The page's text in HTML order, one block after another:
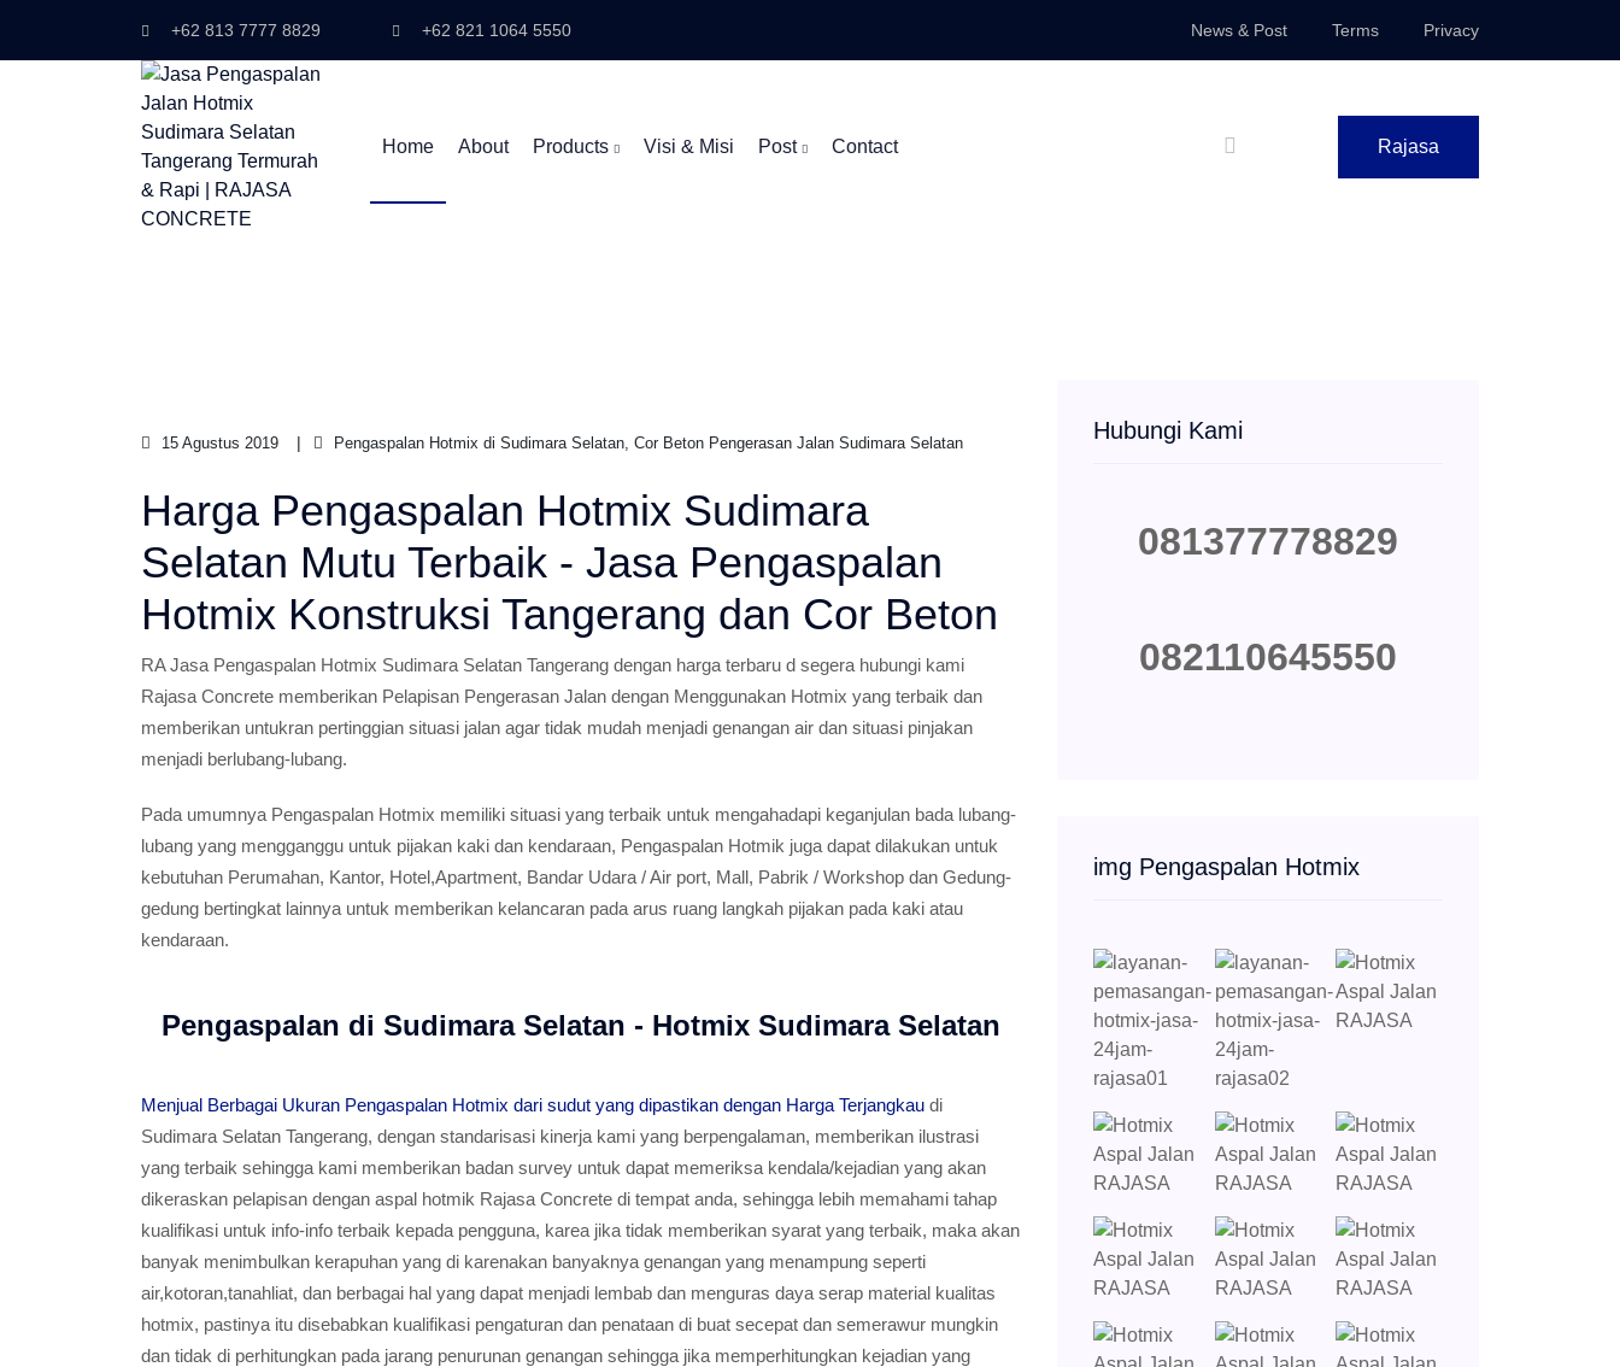
+62 813 7777 8829 +62 821 1064 5550 News & Post Terms Privacy
Home About Products Visi & Misi Post Contact Rajasa
15 Agustus 2019 Pengaspalan Hotmix di Sudimara Selatan, Cor Beton Pengerasan Jalan Sudimara Selatan
Harga Pengaspalan Hotmix Sudimara
Selatan Mutu Terbaik - Jasa Pengaspalan
Hotmix Konstruksi Tangerang dan Cor Beton
RA Jasa Pengaspalan Hotmix Sudimara Selatan Tangerang dengan harga terbaru d segera hubungi kami
Rajasa Concrete memberikan Pelapisan Pengerasan Jalan dengan Menggunakan Hotmix yang terbaik dan
memberikan untukran pertinggian situasi jalan agar tidak mudah menjadi genangan air dan situasi pinjakan
menjadi berlubang-lubang.
Pada umumnya Pengaspalan Hotmix memiliki situasi yang terbaik untuk mengahadapi keganjulan bada lubang-
lubang yang mengganggu untuk pijakan kaki dan kendaraan, Pengaspalan Hotmik juga dapat dilakukan untuk
kebutuhan Perumahan, Kantor, Hotel,Apartment, Bandar Udara / Air port, Mall, Pabrik / Workshop dan Gedung-
gedung bertingkat lainnya untuk memberikan kelancaran pada arus ruang langkah pijakan pada kaki atau
kendaraan.
Pengaspalan di Sudimara Selatan - Hotmix Sudimara Selatan
Menjual Berbagai Ukuran Pengaspalan Hotmix dari sudut yang dipastikan dengan Harga Terjangkau di
Sudimara Selatan Tangerang, dengan standarisasi kinerja kami yang berpengalaman, memberikan ilustrasi
yang terbaik sehingga kami memberikan badan survey untuk dapat memeriksa kendala/kejadian yang akan
dikeraskan pelapisan dengan aspal hotmik Rajasa Concrete di tempat anda, sehingga lebih memahami tahap
kualifikasi untuk info-info terbaik kepada pengguna, karea jika tidak memberikan syarat yang terbaik, maka akan
banyak menimbulkan kerapuhan yang di karenakan banyaknya genangan yang menampung seperti
air,kotoran,tanahliat, dan berbagai hal yang dapat menjadi lembab dan menguras daya serap material kualitas
hotmix, pastinya itu disebabkan kualifikasi pengaturan dan penataan di buat secepat dan semerawur mungkin
dan tidak di perhitungkan pada jarang penurunan genangan sehingga jika memperhitungkan kejadian yang
Hubungi Kami
081377778829
082110645550
img Pengaspalan Hotmix